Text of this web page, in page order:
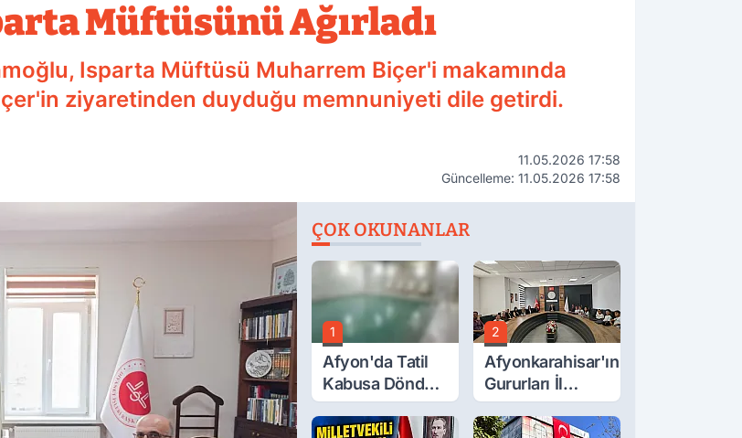
Müftüsünü Ağırladı
Isparta Müftüsü Muharrem Biçer'i makamında
ziyaretinden duyduğu memnuniyeti dile getirdi.
11.05.2026 17:58
Güncelleme: 11.05.2026 17:58
ÇOK OKUNANLAR
1
Afyon'da Tatil
Kabusa Döndü,
Acı Son!
2
Afyonkarahisar'ın
Gururları İl
Müdürüyle
Buluştu